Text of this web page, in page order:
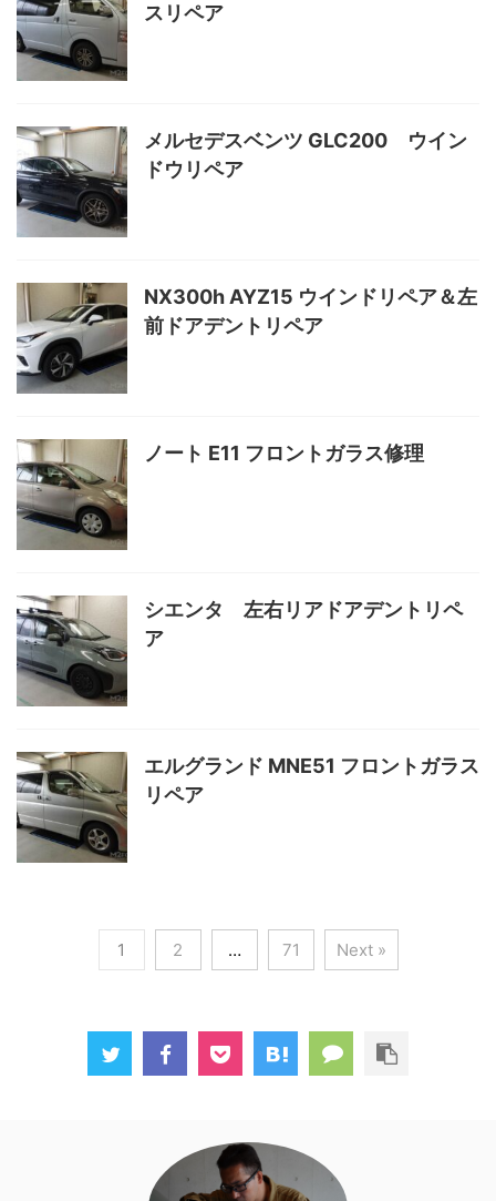
スリペア
メルセデスベンツ GLC200 ウイン
ドウリペア
NX300h AYZ15 ウインドリペア＆左
前ドアデントリペア
ノート E11 フロントガラス修理
シエンタ 左右リアドアデントリペ
ア
エルグランド MNE51 フロントガラス
リペア
1 2 … 71 Next »